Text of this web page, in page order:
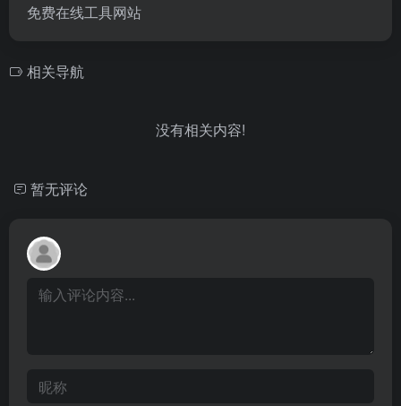
免费在线工具网站
相关导航
没有相关内容!
暂无评论